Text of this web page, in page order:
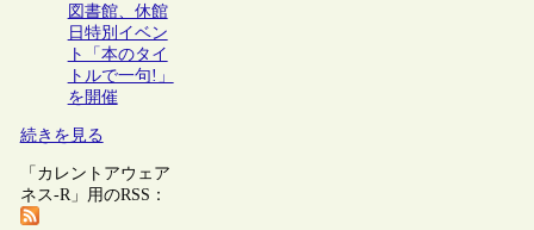
図書館、休館
日特別イベン
ト「本のタイ
トルで一句!」
を開催
続きを見る
「カレントアウェア
ネス-R」用のRSS：